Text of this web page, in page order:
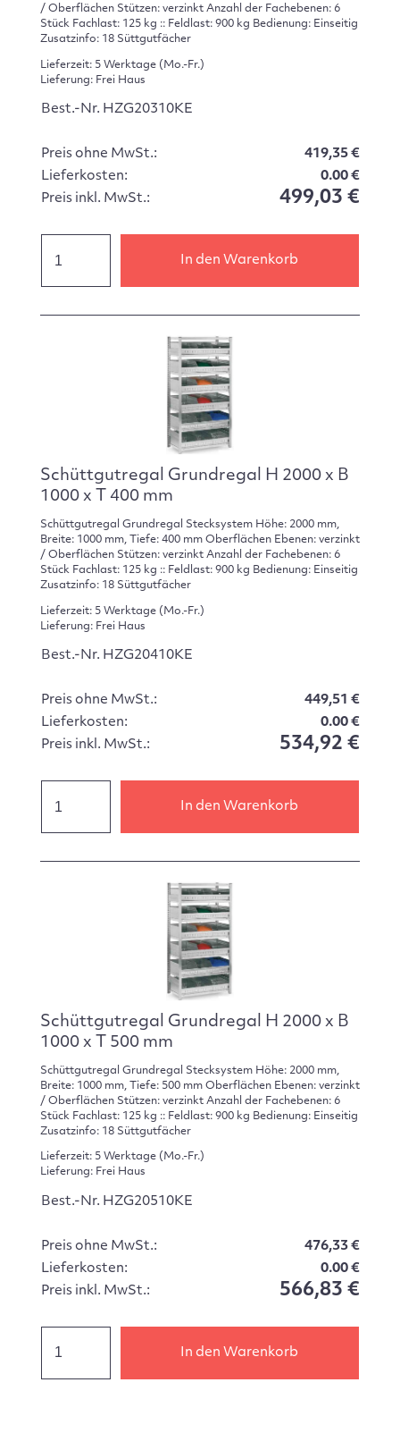
/ Oberflächen Stützen: verzinkt Anzahl der Fachebenen: 6
Stück Fachlast: 125 kg :: Feldlast: 900 kg Bedienung: Einseitig
Zusatzinfo: 18 Süttgutfächer
Lieferzeit: 5 Werktage (Mo.-Fr.)
Lieferung: Frei Haus
Best.-Nr. HZG20310KE
Preis ohne MwSt.:
419,35 €
Lieferkosten:
0.00 €
Preis inkl. MwSt.:
499,03 €
In den Warenkorb
Schüttgutregal Grundregal H 2000 x B
1000 x T 400 mm
Schüttgutregal Grundregal Stecksystem Höhe: 2000 mm,
Breite: 1000 mm, Tiefe: 400 mm Oberflächen Ebenen: verzinkt
/ Oberflächen Stützen: verzinkt Anzahl der Fachebenen: 6
Stück Fachlast: 125 kg :: Feldlast: 900 kg Bedienung: Einseitig
Zusatzinfo: 18 Süttgutfächer
Lieferzeit: 5 Werktage (Mo.-Fr.)
Lieferung: Frei Haus
Best.-Nr. HZG20410KE
Preis ohne MwSt.:
449,51 €
Lieferkosten:
0.00 €
Preis inkl. MwSt.:
534,92 €
In den Warenkorb
Schüttgutregal Grundregal H 2000 x B
1000 x T 500 mm
Schüttgutregal Grundregal Stecksystem Höhe: 2000 mm,
Breite: 1000 mm, Tiefe: 500 mm Oberflächen Ebenen: verzinkt
/ Oberflächen Stützen: verzinkt Anzahl der Fachebenen: 6
Stück Fachlast: 125 kg :: Feldlast: 900 kg Bedienung: Einseitig
Zusatzinfo: 18 Süttgutfächer
Lieferzeit: 5 Werktage (Mo.-Fr.)
Lieferung: Frei Haus
Best.-Nr. HZG20510KE
Preis ohne MwSt.:
476,33 €
Lieferkosten:
0.00 €
Preis inkl. MwSt.:
566,83 €
In den Warenkorb